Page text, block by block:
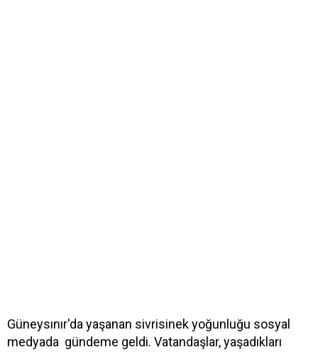
Güneysınır'da yaşanan sivrisinek yoğunluğu sosyal
medyada gündeme geldi. Vatandaşlar, yaşadıkları